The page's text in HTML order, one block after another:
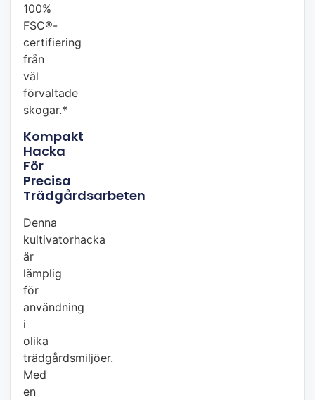
100%
FSC®-
certifiering
från
väl
förvaltade
skogar.*
Kompakt
Hacka
För
Precisa
Trädgårdsarbeten
Denna
kultivatorhacka
är
lämplig
för
användning
i
olika
trädgårdsmiljöer.
Med
en